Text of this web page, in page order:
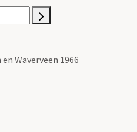
Waverveen 1966